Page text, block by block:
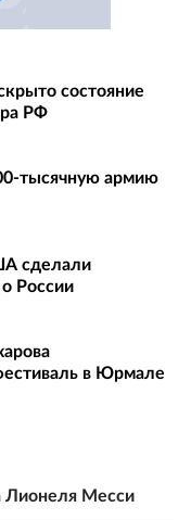
состояние
РФ
тысячную армию
сделали
России
в Юрмале
Лионеля Месси